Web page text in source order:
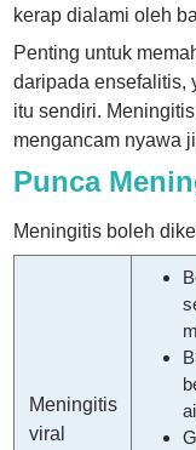
kerap dialami oleh
Penting untuk
daripada ensefalitis,
itu sendiri.
mengancam nyawa
Punca
Meningitis boleh
Meningitis
viral